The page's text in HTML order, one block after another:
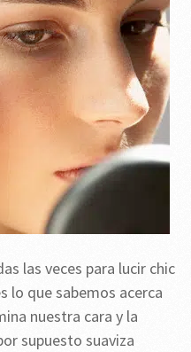
las veces para lucir chic
lo que sabemos acerca
nuestra cara y la
supuesto suaviza